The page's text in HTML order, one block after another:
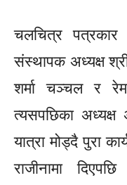
चलचित्र
संस्थापक अध्यक्ष
शर्मा चञ्चल र
त्यसपछिका
यात्रा मोड्दै पुरा
राजीनामा